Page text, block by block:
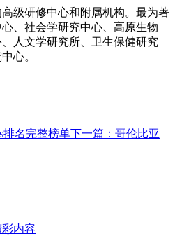
研修中心和附属机构。最为著
、社会学研究中心、高原生物
人文学研究所、卫生保健研究
心。
排名完整榜单下一篇：哥伦比亚
内容